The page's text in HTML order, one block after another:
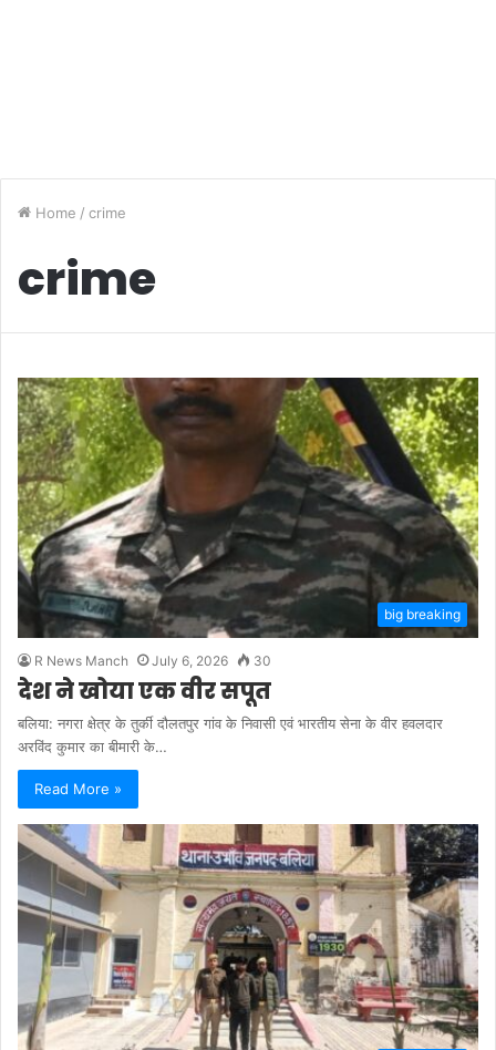
Home / crime
crime
big breaking
R News Manch July 6, 2026 30
देश ने खोया एक वीर सपूत
बलिया: नगरा क्षेत्र के तुर्की दौलतपुर गांव के निवासी एवं भारतीय सेना के वीर हवलदार
अरविंद कुमार का बीमारी के…
Read More »